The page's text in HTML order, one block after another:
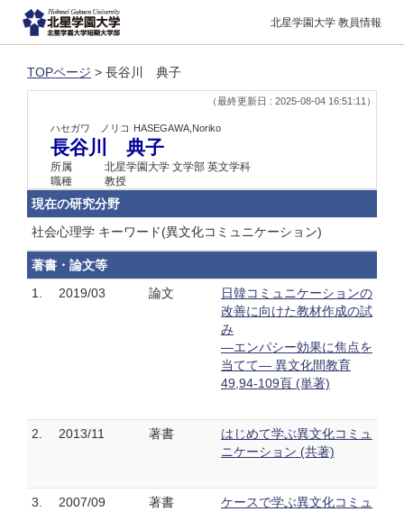
北星学園大学 教員情報
TOPページ > 長谷川 典子
（最終更新日 : 2025-08-04 16:51:11）
ハセガワ ノリコ HASEGAWA,Noriko
長谷川 典子
所属
北星学園大学 文学部 英文学科
職種
教授
現在の研究分野
社会心理学 キーワード(異文化コミュニケーション)
著書・論文等
1.
2019/03 論文
日韓コミュニケーションの
改善に向けた教材作成の試
み
―エンパシー効果に焦点を
当てて― 異文化間教育
49,94-109頁 (単著)
2. 2013/11 著書
はじめて学ぶ異文化コミュ
ニケーション (共著)
3. 2007/09 著書
ケースで学ぶ異文化コミュ